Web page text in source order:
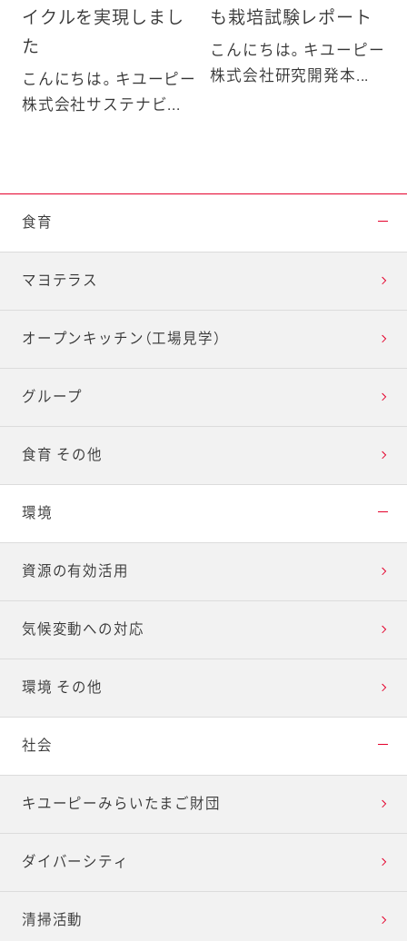
イクルを実現しまし
た
こんにちは。キユーピー
株式会社サステナビ...
も栽培試験レポート
こんにちは。キユーピー
株式会社研究開発本...
食育
マヨテラス
オープンキッチン（工場見学）
グループ
食育 その他
環境
資源の有効活用
気候変動への対応
環境 その他
社会
キユーピーみらいたまご財団
ダイバーシティ
清掃活動